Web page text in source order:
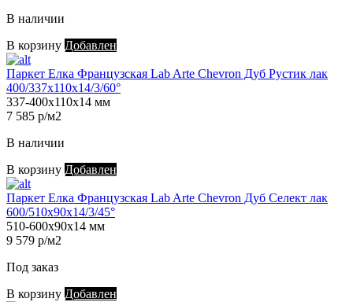
В наличии
В корзину Добавлен
Паркет Елка Французская Lab Arte Chevron Дуб Рустик лак
400/337х110х14/3/60°
337-400х110х14 мм
7 585 р/м2
В наличии
В корзину Добавлен
Паркет Елка Французская Lab Arte Chevron Дуб Селект лак
600/510х90х14/3/45°
510-600х90х14 мм
9 579 р/м2
Под заказ
В корзину Добавлен